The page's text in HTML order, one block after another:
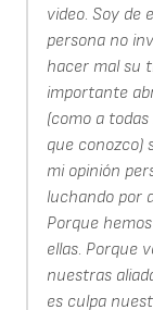
video. Soy de
persona no
hacer mal su
importante
(como a
que conozco)
mi opinión
luchando por
Porque
ellas. Porque
nuestras
es culpa